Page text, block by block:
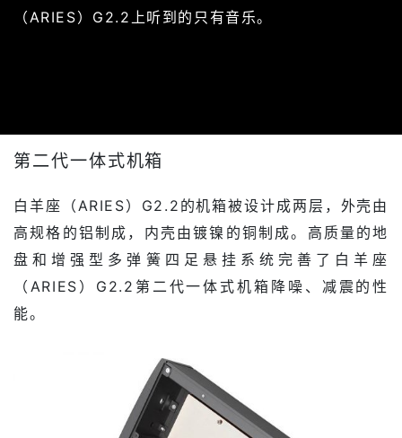
（ARIES）G2.2上听到的只有音乐。
第二代一体式机箱
白羊座（ARIES）G2.2的机箱被设计成两层，外壳由
高规格的铝制成，内壳由镀镍的铜制成。高质量的地
盘和增强型多弹簧四足悬挂系统完善了白羊座
（ARIES）G2.2第二代一体式机箱降噪、减震的性
能。